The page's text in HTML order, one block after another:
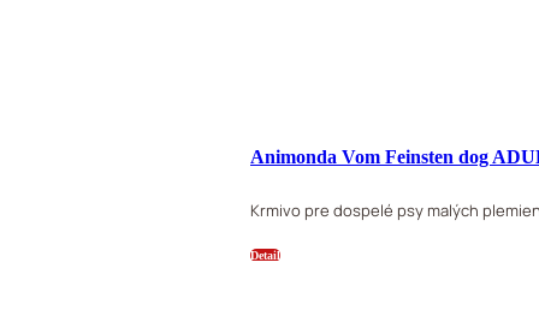
Animonda Vom Feinsten dog
Krmivo pre dospelé psy malých
Detail